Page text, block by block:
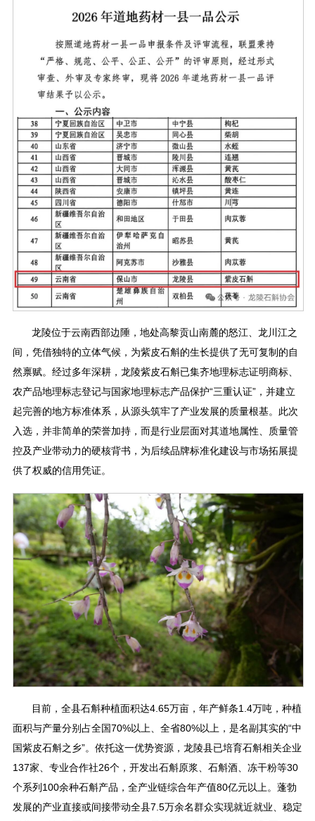
龙陵位于云南西部边陲，地处高黎贡山南麓的怒江、龙川江之
间，凭借独特的立体气候，为紫皮石斛的生长提供了无可复制的自
然禀赋。经过多年深耕，龙陵紫皮石斛已集齐地理标志证明商标、
农产品地理标志登记与国家地理标志产品保护“三重认证”，并建立
起完善的地方标准体系，从源头筑牢了产业发展的质量根基。此次
入选，并非简单的荣誉加持，而是行业层面对其道地属性、质量管
控及产业带动力的硬核背书，为后续品牌标准化建设与市场拓展提
供了权威的信用凭证。
目前，全县石斛种植面积达4.65万亩，年产鲜条1.4万吨，种植
面积与产量分别占全国70%以上、全省80%以上，是名副其实的“中
国紫皮石斛之乡”。依托这一优势资源，龙陵县已培育石斛相关企业
137家、专业合作社26个，开发出石斛原浆、石斛酒、冻干粉等30
个系列100余种石斛产品，全产业链综合年产值80亿元以上。蓬勃
发展的产业直接或间接带动全县7.5万余名群众实现就近就业、稳定